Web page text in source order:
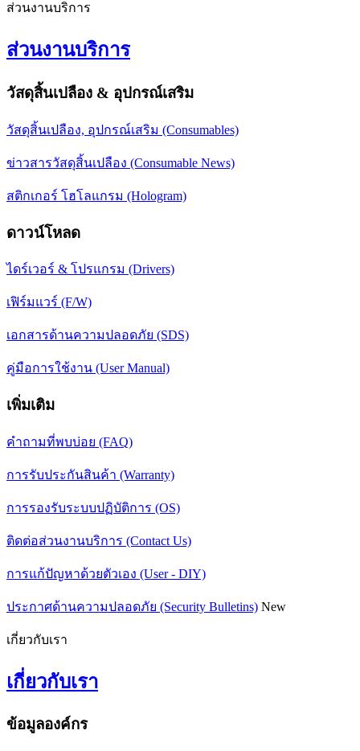
ส่วนงานบริการ
ส่วนงานบริการ
วัสดุสิ้นเปลือง & อุปกรณ์เสริม
วัสดุสิ้นเปลือง, อุปกรณ์เสริม (Consumables)
ข่าวสารวัสดุสิ้นเปลือง (Consumable News)
สติกเกอร์ โฮโลแกรม (Hologram)
ดาวน์โหลด
ไดร์เวอร์ & โปรแกรม (Drivers)
เฟิร์มแวร์ (F/W)
เอกสารด้านความปลอดภัย (SDS)
คู่มือการใช้งาน (User Manual)
เพิ่มเติม
คำถามที่พบบ่อย (FAQ)
การรับประกันสินค้า (Warranty)
การรองรับระบบปฏิบัติการ (OS)
ติดต่อส่วนงานบริการ (Contact Us)
การแก้ปัญหาด้วยตัวเอง (User - DIY)
ประกาศด้านความปลอดภัย (Security Bulletins) New
เกี่ยวกับเรา
เกี่ยวกับเรา
ข้อมูลองค์กร